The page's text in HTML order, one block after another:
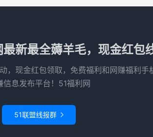
新最全薅羊毛，现金红包
，现金红包领取，免费福利和网赚福利
信息发布平台！51福利网
51联盟线报群 